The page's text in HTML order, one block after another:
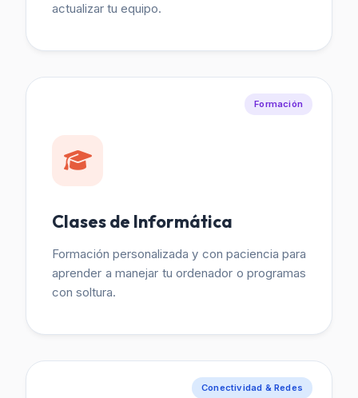
actualizar tu equipo.
Formación
Clases de Informática
Formación personalizada y con paciencia para
aprender a manejar tu ordenador o programas
con soltura.
Conectividad & Redes